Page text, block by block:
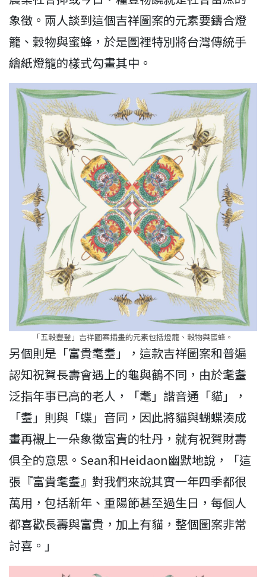
象徵。兩人談到這個吉祥圖案的元素要鑄合燈
籠、穀物與蜜蜂，於是圖裡特別將台灣傳統手
繪紙燈籠的樣式勾畫其中。
「五穀豐登」吉祥圖案插畫的元素包括燈籠、穀物與蜜蜂。
另個則是「富貴耄耋」，這款吉祥圖案和普遍
認知祝賀長壽會遇上的龜與鶴不同，由於耄耋
泛指年事已高的老人，「耄」諧音通「貓」，
「耋」則與「蝶」音同，因此將貓與蝴蝶湊成
畫再襯上一朵象徵富貴的牡丹，就有祝賀財壽
俱全的意思。Sean和Heidaon幽默地說，「這
張『富貴耄耋』對我們來說其實一年四季都很
萬用，包括新年、重陽節甚至過生日，每個人
都喜歡長壽與富貴，加上有貓，整個圖案非常
討喜。」